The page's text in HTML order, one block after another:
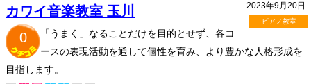
2023年9月20日
ピアノ教室
カワイ音楽教室 玉川
0
「うまく」なることだけを目的とせず、各コ
ースの表現活動を通して個性を育み、より豊かな人格形成を
目指します。